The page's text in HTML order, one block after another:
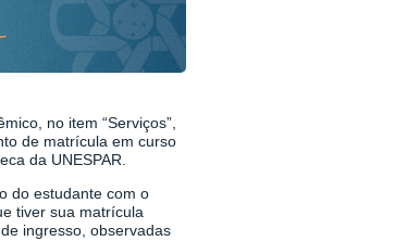
no item “Serviços”,
de matrícula em curso
da UNESPAR.
do estudante com o
tiver sua matrícula
ingresso, observadas